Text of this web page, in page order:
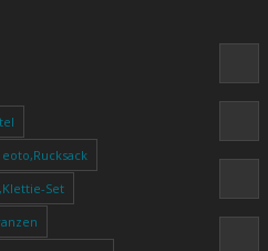
eoto,Rucksack
Set